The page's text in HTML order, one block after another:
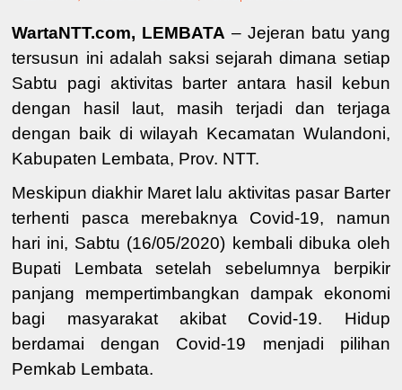
WartaNTT.com, LEMBATA – Jejeran batu yang
tersusun ini adalah saksi sejarah dimana setiap
Sabtu pagi aktivitas barter antara hasil kebun
dengan hasil laut, masih terjadi dan terjaga
dengan baik di wilayah Kecamatan Wulandoni,
Kabupaten Lembata, Prov. NTT.
Meskipun diakhir Maret lalu aktivitas pasar Barter
terhenti pasca merebaknya Covid-19, namun
hari ini, Sabtu (16/05/2020) kembali dibuka oleh
Bupati Lembata setelah sebelumnya berpikir
panjang mempertimbangkan dampak ekonomi
bagi masyarakat akibat Covid-19. Hidup
berdamai dengan Covid-19 menjadi pilihan
Pemkab Lembata.